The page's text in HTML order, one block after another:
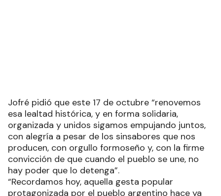
Jofré pidió que este 17 de octubre “renovemos
esa lealtad histórica, y en forma solidaria,
organizada y unidos sigamos empujando juntos,
con alegría a pesar de los sinsabores que nos
producen, con orgullo formoseño y, con la firme
convicción de que cuando el pueblo se une, no
hay poder que lo detenga”.
“Recordamos hoy, aquella gesta popular
protagonizada por el pueblo argentino hace ya